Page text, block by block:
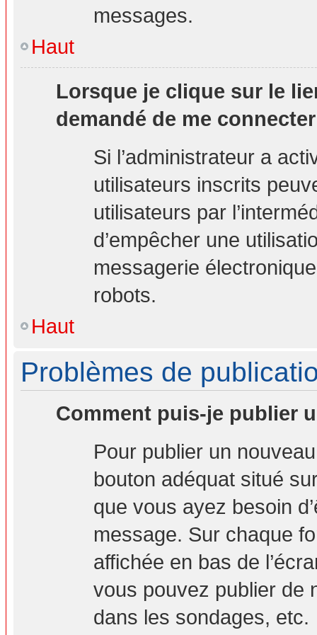
messages.
Haut
Lorsque je clique sur le
demandé de me
Si l’administrateur a
utilisateurs inscrits
utilisateurs par
d’empêcher une
messagerie
robots.
Haut
Problèmes de
Comment puis-je publier
Pour publier un
bouton adéquat situé
que vous ayez besoin
message. Sur chaque
affichée en bas de
vous pouvez publier de
dans les sondages, etc.